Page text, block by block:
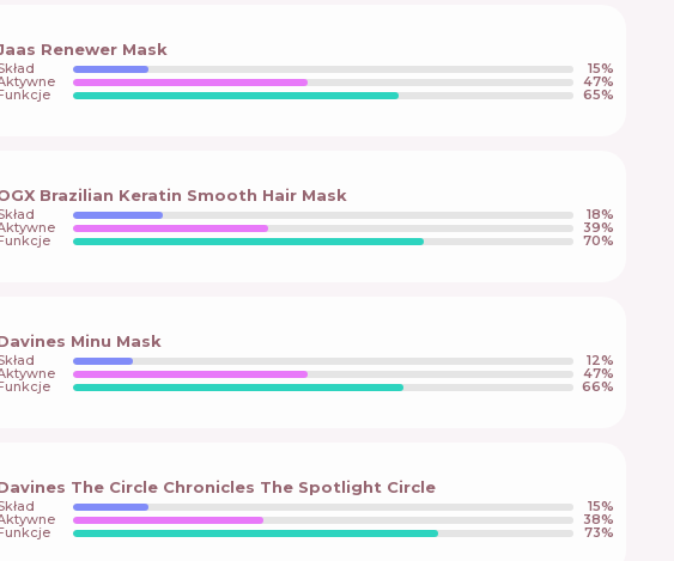
Renewer Mask
15%
47%
65%
Brazilian Keratin Smooth Hair Mask
18%
39%
70%
Minu Mask
12%
47%
66%
The Circle Chronicles The Spotlight Circle
15%
38%
73%